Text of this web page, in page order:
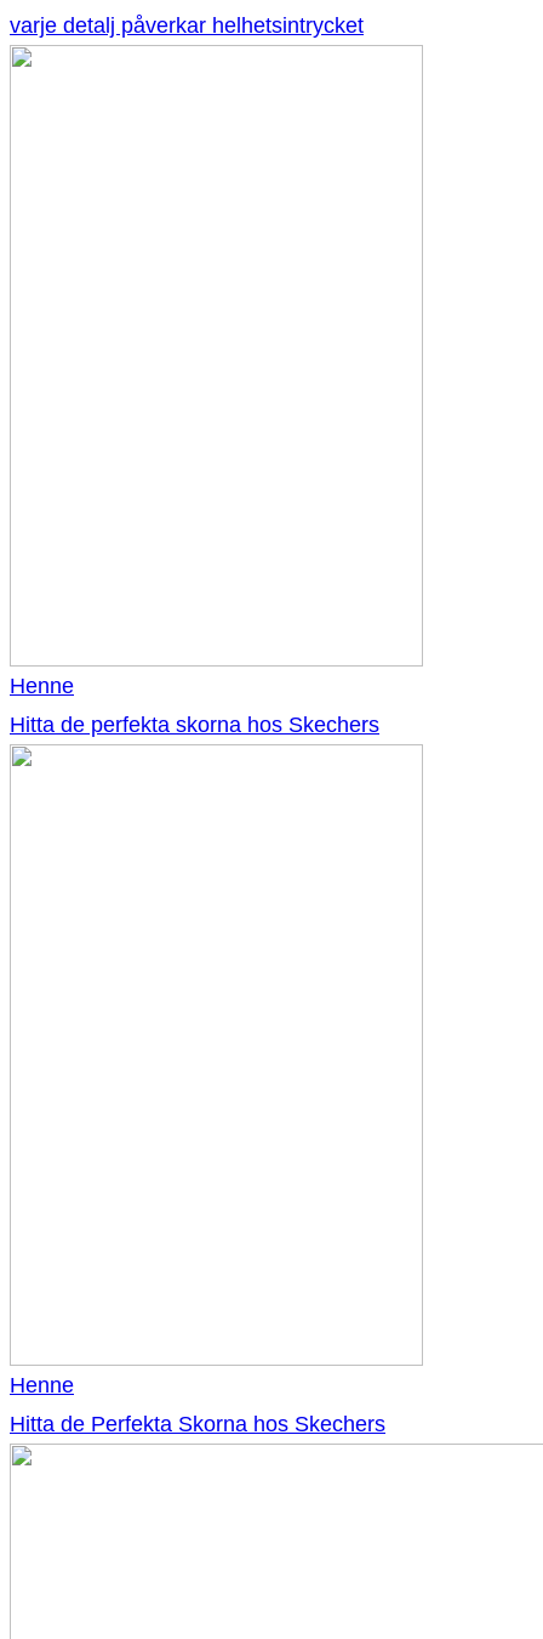
varje detalj påverkar helhetsintrycket
Henne
Hitta de perfekta skorna hos Skechers
Henne
Hitta de Perfekta Skorna hos Skechers